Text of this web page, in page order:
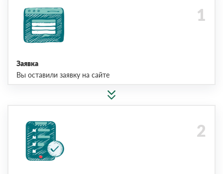
Заявка
Вы оставили заявку на сайте